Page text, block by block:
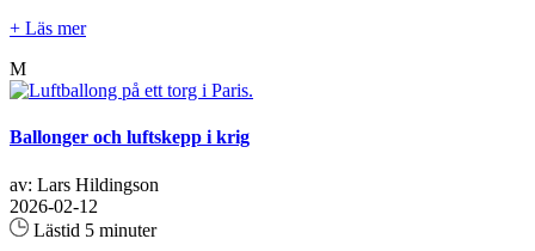
+ Läs mer
M
Ballonger och luftskepp i krig
av: Lars Hildingson
2026-02-12
Lästid 5 minuter